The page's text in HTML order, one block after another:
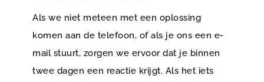
Als we niet meteen met een oplossing
komen aan de telefoon, of als je ons een e-
mail stuurt, zorgen we ervoor dat je binnen
twee dagen een reactie krijgt. Als het iets